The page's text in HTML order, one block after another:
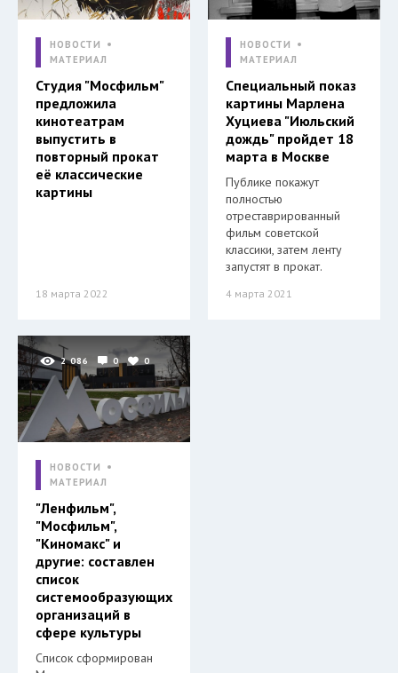
НОВОСТИ
МАТЕРИАЛ
Студия "Мосфильм"
предложила
кинотеатрам
выпустить в
повторный прокат
её классические
картины
18 марта 2022
НОВОСТИ
МАТЕРИАЛ
Специальный показ
картины Марлена
Хуциева "Июльский
дождь" пройдет 18
марта в Москве
Публике покажут
полностью
отреставрированный
фильм советской
классики, затем ленту
запустят в прокат.
4 марта 2021
2 086 0 0
НОВОСТИ
МАТЕРИАЛ
"Ленфильм",
"Мосфильм",
"Киномакс" и
другие: составлен
список
системообразующих
организаций в
сфере культуры
Список сформирован